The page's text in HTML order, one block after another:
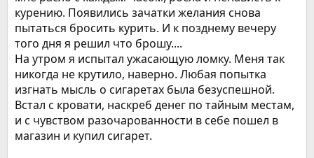
курению. Появились зачатки желания снова
пытаться бросить курить. И к позднему вечеру
того дня я решил что брошу....
На утром я испытал ужасающую ломку. Меня так
никогда не крутило, наверно. Любая попытка
изгнать мысль о сигаретах была безуспешной.
Встал с кровати, наскреб денег по тайным местам,
и с чувством разочарованности в себе пошел в
магазин и купил сигарет.